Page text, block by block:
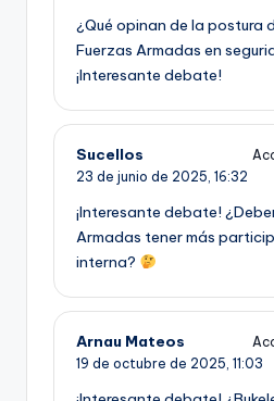
¿Qué opinan de la postura
Fuerzas Armadas en
¡Interesante debate!
Sucellos
23 de junio de 2025, 16:32
¡Interesante debate!
Armadas tener más
interna?
Arnau Mateos
19 de octubre de 2025, 11:03